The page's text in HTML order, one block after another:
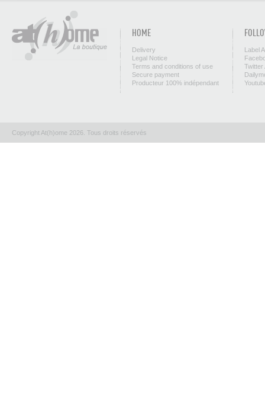
HOME
Delivery
Legal Notice
Terms and conditions of use
Secure payment
Producteur 100% indépendant
Label
Twitter
Copyright At(h)ome 2026. Tous droits réservés